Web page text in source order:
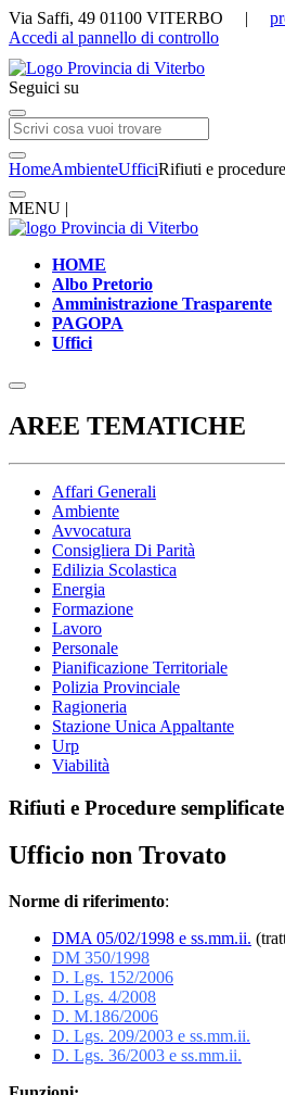
Via Saffi, 49 01100 VITERBO |
Accedi al pannello di controllo
Seguici su
HomeAmbienteUfficiRifiuti e
MENU |
HOME
Albo Pretorio
Amministrazione Trasparente
PAGOPA
Uffici
AREE TEMATICHE
Affari Generali
Ambiente
Avvocatura
Consigliera Di Parità
Edilizia Scolastica
Energia
Formazione
Lavoro
Personale
Pianificazione Territoriale
Polizia Provinciale
Ragioneria
Stazione Unica Appaltante
Urp
Viabilità
Rifiuti e Procedure semplificate
Ufficio non Trovato
Norme di riferimento:
DMA 05/02/1998 e ss.mm.ii.
DM 350/1998
D. Lgs. 152/2006
D. Lgs. 4/2008
D. M.186/2006
D. Lgs. 209/2003 e ss.mm.ii.
D. Lgs. 36/2003 e ss.mm.ii.